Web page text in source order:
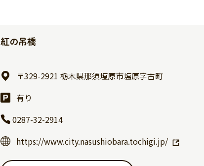
紅の吊橋
〒329-2921 栃木県那須塩原市塩原字古町
有り
0287-32-2914
https://www.city.nasushiobara.tochigi.jp/